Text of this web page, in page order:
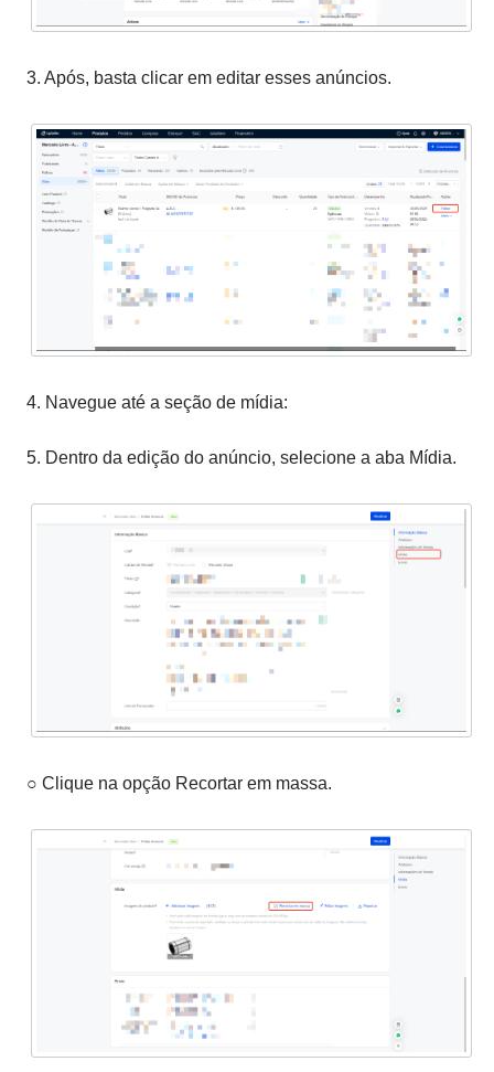
3. Após, basta clicar em editar esses anúncios.
4. Navegue até a seção de mídia:
5. Dentro da edição do anúncio, selecione a aba Mídia.
○ Clique na opção Recortar em massa.